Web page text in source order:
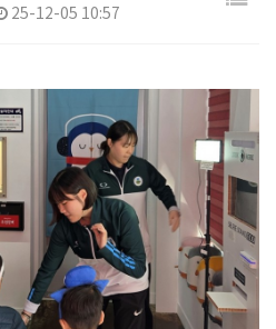
25-12-05 10:57